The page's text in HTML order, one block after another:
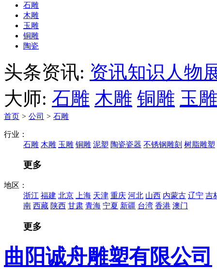
石雕
木雕
玉雕
铜雕
陶瓷
头条资讯: 资讯知识 人物
大师: 石雕 木雕 铜雕 玉雕
首页 > 公司 > 石雕
行业：
石雕 木雕 玉雕 铜雕 泥塑 陶瓷瓷器 不锈钢雕刻 树脂雕塑
更多
地区：
浙江 福建 北京 上海 天津 重庆 河北 山西 内蒙古 辽宁 吉
南 西藏 陕西 甘肃 青海 宁夏 新疆 台湾 香港 澳门
更多
曲阳诚舟雕塑有限公司